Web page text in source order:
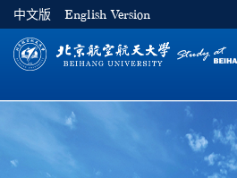
中文版 English Version